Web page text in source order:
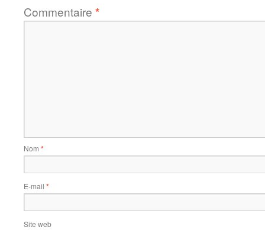
Commentaire *
Nom *
E-mail *
Site web